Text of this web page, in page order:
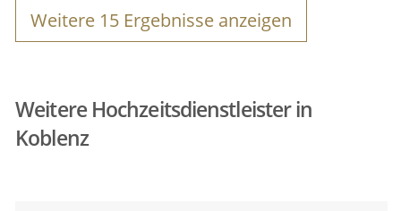
Weitere 15 Ergebnisse anzeigen
Weitere Hochzeitsdienstleister in
Koblenz